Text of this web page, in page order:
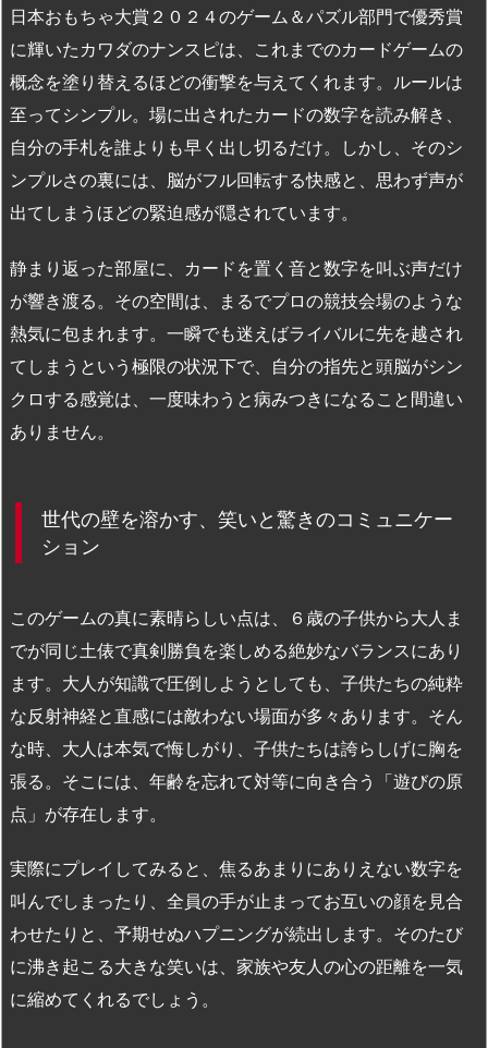
日本おもちゃ大賞２０２４のゲーム＆パズル部門で優秀賞
に輝いたカワダのナンスピは、これまでのカードゲームの
概念を塗り替えるほどの衝撃を与えてくれます。ルールは
至ってシンプル。場に出されたカードの数字を読み解き、
自分の手札を誰よりも早く出し切るだけ。しかし、そのシ
ンプルさの裏には、脳がフル回転する快感と、思わず声が
出てしまうほどの緊迫感が隠されています。
静まり返った部屋に、カードを置く音と数字を叫ぶ声だけ
が響き渡る。その空間は、まるでプロの競技会場のような
熱気に包まれます。一瞬でも迷えばライバルに先を越され
てしまうという極限の状況下で、自分の指先と頭脳がシン
クロする感覚は、一度味わうと病みつきになること間違い
ありません。
世代の壁を溶かす、笑いと驚きのコミュニケー
ション
このゲームの真に素晴らしい点は、６歳の子供から大人ま
でが同じ土俵で真剣勝負を楽しめる絶妙なバランスにあり
ます。大人が知識で圧倒しようとしても、子供たちの純粋
な反射神経と直感には敵わない場面が多々あります。そん
な時、大人は本気で悔しがり、子供たちは誇らしげに胸を
張る。そこには、年齢を忘れて対等に向き合う「遊びの原
点」が存在します。
実際にプレイしてみると、焦るあまりにありえない数字を
叫んでしまったり、全員の手が止まってお互いの顔を見合
わせたりと、予期せぬハプニングが続出します。そのたび
に沸き起こる大きな笑いは、家族や友人の心の距離を一気
に縮めてくれるでしょう。